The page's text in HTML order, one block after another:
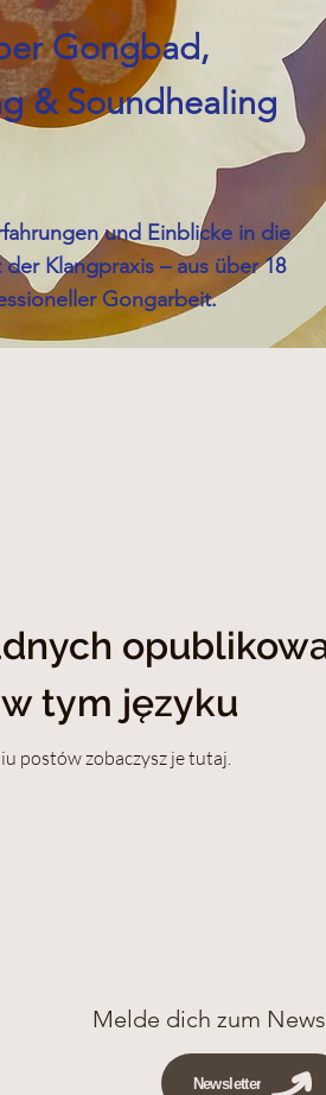
Gongbad,
& Soundhealing
und Einblicke in die
Klangpraxis – aus über 18
Gongarbeit.
tym języku
postów zobaczysz je tutaj.
Melde dich zum
Newsletter